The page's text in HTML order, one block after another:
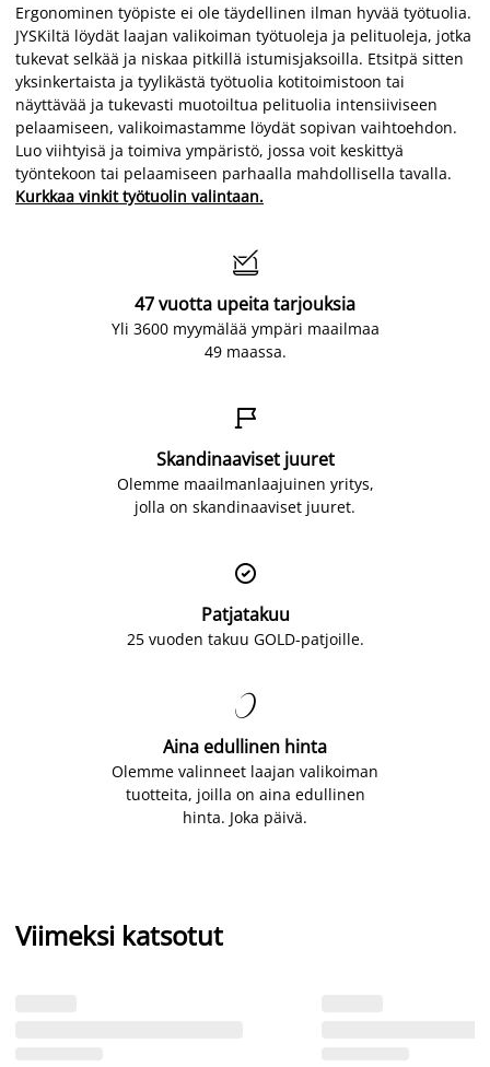
Ergonominen työpiste ei ole täydellinen ilman hyvää työtuolia.
JYSKiltä löydät laajan valikoiman työtuoleja ja pelituoleja, jotka
tukevat selkää ja niskaa pitkillä istumisjaksoilla. Etsitpä sitten
yksinkertaista ja tyylikästä työtuolia kotitoimistoon tai
näyttävää ja tukevasti muotoiltua pelituolia intensiiviseen
pelaamiseen, valikoimastamme löydät sopivan vaihtoehdon.
Luo viihtyisä ja toimiva ympäristö, jossa voit keskittyä
työntekoon tai pelaamiseen parhaalla mahdollisella tavalla.
Kurkkaa vinkit työtuolin valintaan.

47 vuotta upeita tarjouksia
Yli 3600 myymälää ympäri maailmaa
49 maassa.

Skandinaaviset juuret
Olemme maailmanlaajuinen yritys,
jolla on skandinaaviset juuret.

Patjatakuu
25 vuoden takuu GOLD-patjoille.

Aina edullinen hinta
Olemme valinneet laajan valikoiman
tuotteita, joilla on aina edullinen
hinta. Joka päivä.
Viimeksi katsotut